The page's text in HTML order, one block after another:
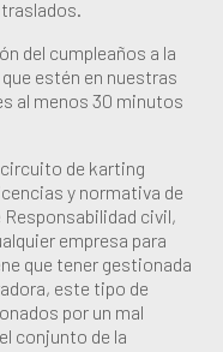
del cumpleaños a la
estén en nuestras
al menos 30 minutos
de karting
y normativa de
civil,
empresa para
que tener gestionada
este tipo de
por un mal
conjunto de la